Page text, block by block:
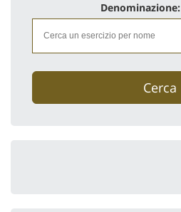
Denominazione:
Cerca